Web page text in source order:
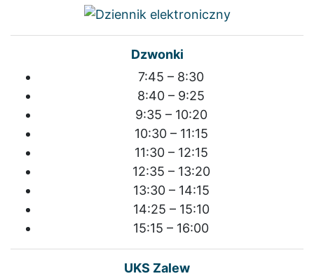
Dzwonki
7:45 – 8:30
8:40 – 9:25
9:35 – 10:20
10:30 – 11:15
11:30 – 12:15
12:35 – 13:20
13:30 – 14:15
14:25 – 15:10
15:15 – 16:00
UKS Zalew